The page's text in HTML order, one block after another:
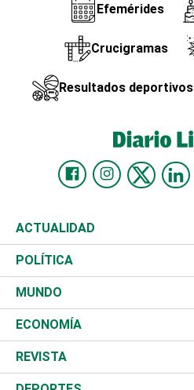
Efemérides
Crucigramas
Resultados deportivos
ACTUALIDAD
Nacional
Ciudad
Educación
Salud
Justicia
POLÍTICA
Partidos
JCE
TSE
Congreso Nacional
MUNDO
Estados Unidos
América Latina
ECONOMÍA
Finanzas
REVISTA